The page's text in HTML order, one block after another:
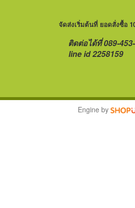
จัดส่งเริ่มต้นที่ ยอดสั่งซื้อ
ติดต่อได้ที่ 089-
line id 2258159
Engine by